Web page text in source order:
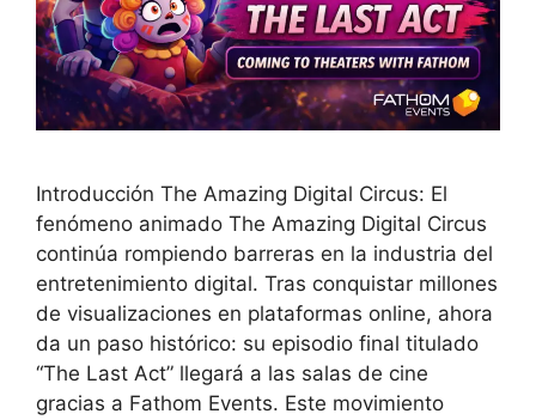
Introducción The Amazing Digital Circus: El
fenómeno animado The Amazing Digital Circus
continúa rompiendo barreras en la industria del
entretenimiento digital. Tras conquistar millones
de visualizaciones en plataformas online, ahora
da un paso histórico: su episodio final titulado
“The Last Act” llegará a las salas de cine
gracias a Fathom Events. Este movimiento